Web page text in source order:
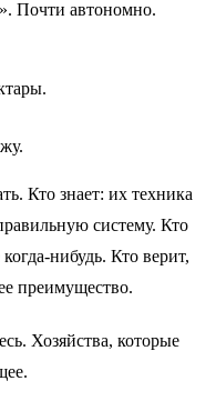
Почти автономно.
Кто знает: их техника
систему. Кто
нибудь. Кто верит,
преимущество.
Хозяйства, которые